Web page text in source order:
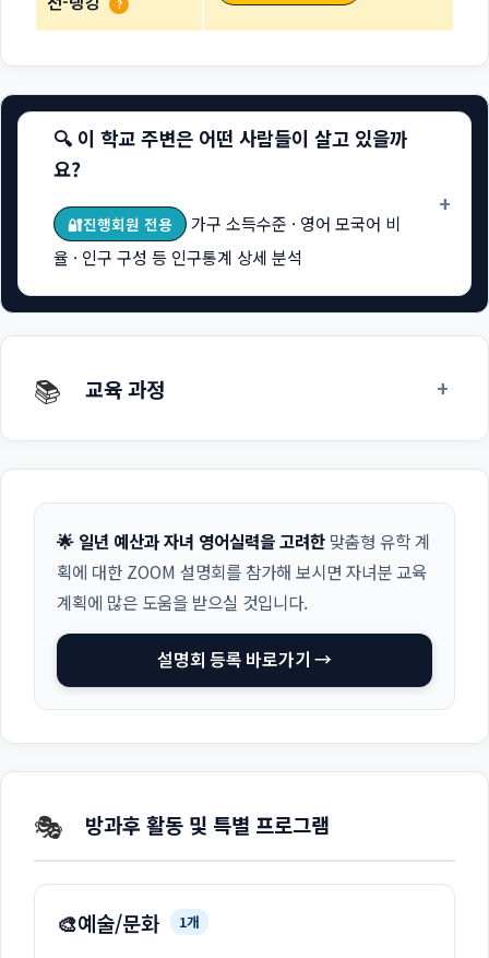
?
🔍 이 학교 주변은 어떤 사람들이 살고 있을까
요?
🔐진행회원 전용
가구 소득수준 · 영어 모국어 비
율 · 인구 구성 등 인구통계 상세 분석
+
📚 교육 과정 +
🌟 일년 예산과 자녀 영어실력을 고려한 맞춤형 유학 계
획에 대한 ZOOM 설명회를 참가해 보시면 자녀분 교육
계획에 많은 도움을 받으실 것입니다.
설명회 등록 바로가기 →
🎭 방과후 활동 및 특별 프로그램
🎨예술/문화 1개